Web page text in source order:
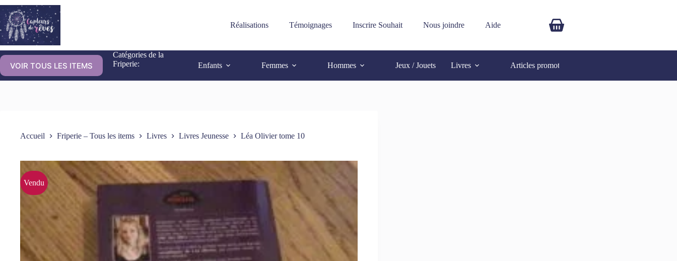
Réalisations Témoignages Inscrire Souhait Nous joindre Aide
VOIR TOUS LES ITEMS
Catégories de la
Friperie:
Enfants Femmes Hommes Jeux / Jouets Livres Articles promotionnels
Accueil Friperie – Tous les items Livres Livres Jeunesse Léa Olivier tome 10
Vendu